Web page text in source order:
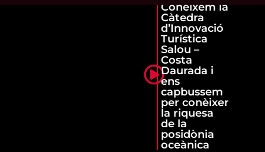
Coneixem la
Càtedra
d’Innovació
Turística
Salou –
Costa
Daurada i
ens
capbussem
per conèixer
la riquesa
de la
posidònia
oceànica